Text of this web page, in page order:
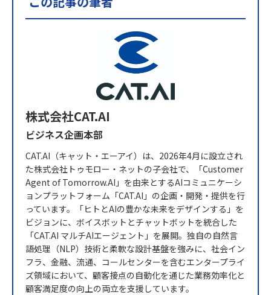
株式会社CAT.AI
ビジネス企画本部
CAT.AI（キャット・エーアイ）は、2026年4月に設立され
た株式会社トゥモロー・ネットの子会社で、「Customer
Agent of Tomorrow.AI」を由来とするAIコミュニケーシ
ョンプラットフォーム「CAT.AI」の企画・開発・提供を行
っています。「ヒトとAIの豊かな未来をデザインする」を
ビジョンに、ボイスボットとチャットボットを統合した
「CAT.AI マルチAIエージェント」を展開。独自の自然言
語処理（NLP）技術と柔軟な設計基盤を強みに、社会イン
フラ、金融、流通、コールセンターを含むエンタープライ
ズ領域において、顧客接点の自動化を通じた業務効率化と
顧客満足度の向上の両立を支援しています。